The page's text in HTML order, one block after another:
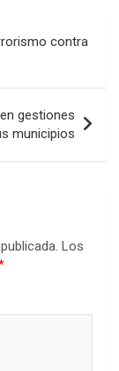
contra
gestiones
municipios
Los